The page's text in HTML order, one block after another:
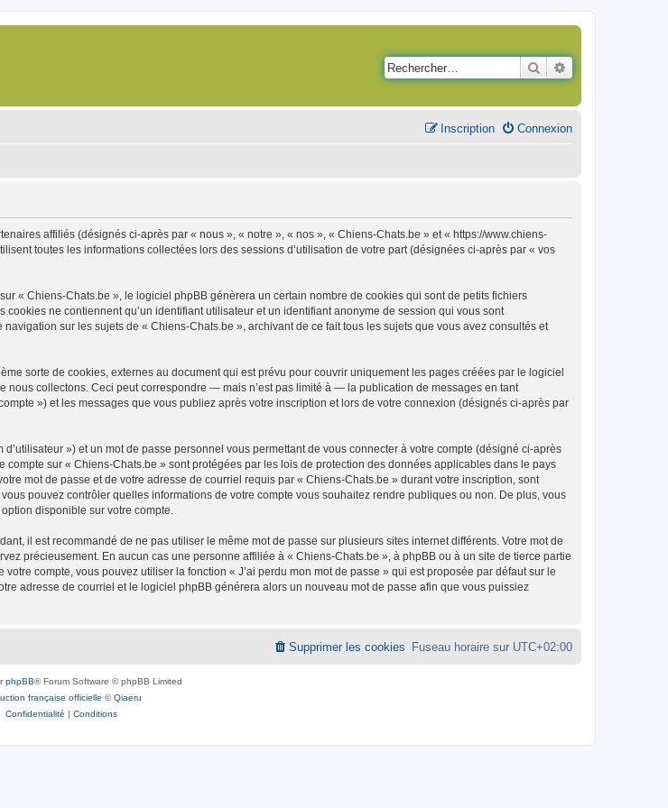
Rechercher
Connexion
Inscription
affiliés (désignés ci-après par « nous », « notre », « nos », « Chiens-Chats.be » et « https://www.chiens-
toutes les informations collectées lors des sessions d’utilisation de votre part (désignées ci-après par « vos
« Chiens-Chats.be », le logiciel phpBB génèrera un certain nombre de cookies qui sont de petits fichiers
ne contiennent qu’un identifiant utilisateur et un identifiant anonyme de session qui vous sont
sur les sujets de « Chiens-Chats.be », archivant de ce fait tous les sujets que vous avez consultés et
sorte de cookies, externes au document qui est prévu pour couvrir uniquement les pages créées par le logiciel
collectons. Ceci peut correspondre — mais n’est pas limité à — la publication de messages en tant
») et les messages que vous publiez après votre inscription et lors de votre connexion (désignés ci-après par
») et un mot de passe personnel vous permettant de vous connecter à votre compte (désigné ci-après
sur « Chiens-Chats.be » sont protégées par les lois de protection des données applicables dans le pays
mot de passe et de votre adresse de courriel requis par « Chiens-Chats.be » durant votre inscription, sont
pouvez contrôler quelles informations de votre compte vous souhaitez rendre publiques ou non. De plus, vous
disponible sur votre compte.
il est recommandé de ne pas utiliser le même mot de passe sur plusieurs sites internet différents. Votre mot de
précieusement. En aucun cas une personne affiliée à « Chiens-Chats.be », à phpBB ou à un site de tierce partie
compte, vous pouvez utiliser la fonction « J’ai perdu mon mot de passe » qui est proposée par défaut sur le
adresse de courriel et le logiciel phpBB générera alors un nouveau mot de passe afin que vous puissiez
Fuseau horaire sur UTC+02:00
Supprimer les cookies
phpBB® Forum Software © phpBB Limited
française officielle ©Qiaeru
Confidentialité | Conditions